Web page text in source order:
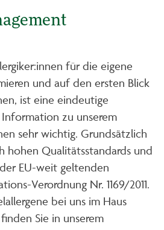
für die eigene
und auf den ersten Blick
ist eine eindeutige
zu unserem
sehr wichtig. Grundsätzlich
hohen Qualitätsstandards und
EU-weit geltenden
Verordnung Nr. 1169/2011.
bei uns im Haus
Sie in unserem